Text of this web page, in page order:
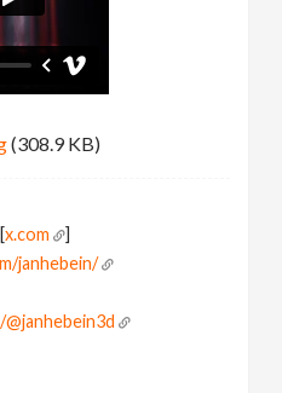
(308.9 KB)
[x.com
]
janhebein/